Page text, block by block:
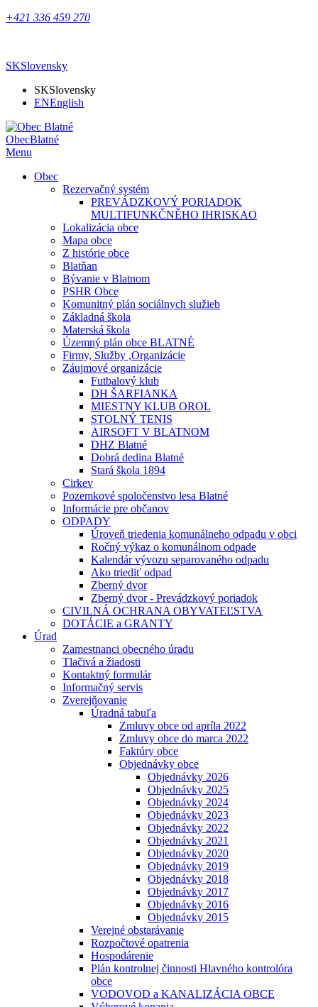
+421 336 459 270
SKSlovensky
SKSlovensky
ENEnglish
ObecBlatné
Menu
Obec
Rezervačný systém
PREVÁDZKOVÝ PORIADOK
MULTIFUNKČNĚHO IHRISKAO
Lokalizácia obce
Mapa obce
Z histórie obce
Blatňan
Bývanie v Blatnom
PSHR Obce
Komunitný plán sociálnych služieb
Základná škola
Materská škola
Územný plán obce BLATNÉ
Firmy, Služby ,Organizácie
Záujmové organizácie
Futbalový klub
DH ŠARFIANKA
MIESTNY KLUB OROL
STOLNÝ TENIS
AIRSOFT V BLATNOM
DHZ Blatné
Dobrá dedina Blatné
Stará škola 1894
Cirkev
Pozemkové spoločenstvo lesa Blatné
Informácie pre občanov
ODPADY
Úroveň triedenia komunálneho odpadu v obci
Ročný výkaz o komunálnom odpade
Kalendár vývozu separovaného odpadu
Ako triediť odpad
Zberný dvor
Zberný dvor - Prevádzkový poriadok
CIVILNÁ OCHRANA OBYVATEĽSTVA
DOTÁCIE a GRANTY
Úrad
Zamestnanci obecného úradu
Tlačivá a žiadosti
Kontaktný formulár
Informačný servis
Zverejňovanie
Úradná tabuľa
Zmluvy obce od apríla 2022
Zmluvy obce do marca 2022
Faktúry obce
Objednávky obce
Objednávky 2026
Objednávky 2025
Objednávky 2024
Objednávky 2023
Objednávky 2022
Objednávky 2021
Objednávky 2020
Objednávky 2019
Objednávky 2018
Objednávky 2017
Objednávky 2016
Objednávky 2015
Verejné obstarávanie
Rozpočtové opatrenia
Hospodárenie
Plán kontrolnej činnosti Hlavného kontrolóra
obce
VODOVOD a KANALIZÁCIA OBCE